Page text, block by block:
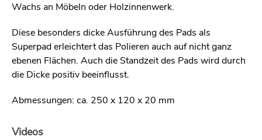
Wachs an Möbeln oder Holzinnenwerk.
Diese besonders dicke Ausführung des Pads als
Superpad erleichtert das Polieren auch auf nicht ganz
ebenen Flächen. Auch die Standzeit des Pads wird durch
die Dicke positiv beeinflusst.
Abmessungen: ca. 250 x 120 x 20 mm
Videos